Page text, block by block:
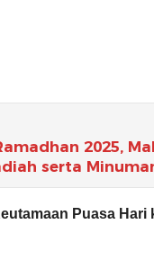
2025,
serta
Puasa Hari